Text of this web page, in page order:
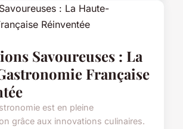
Savoureuses : La
Française
est en pleine
grâce aux innovations culinaires.